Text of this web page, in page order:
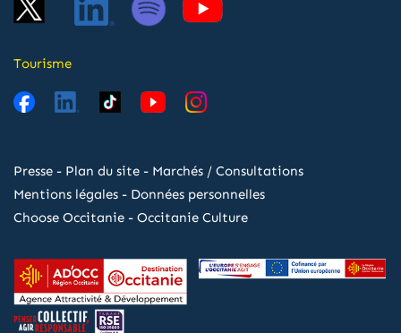
Tourisme
Presse - Plan du site - Marchés / Consultations
Mentions légales - Données personnelles
Choose Occitanie - Occitanie Culture